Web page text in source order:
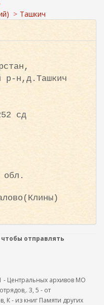
Ташкич
р-н,д.Ташкич
сд
обл.
чтобы отправлять
- Центральных архивов МО
3, 5 - от
К - из книг Памяти других